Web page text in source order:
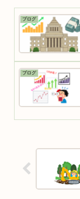
ブログ
ブログ